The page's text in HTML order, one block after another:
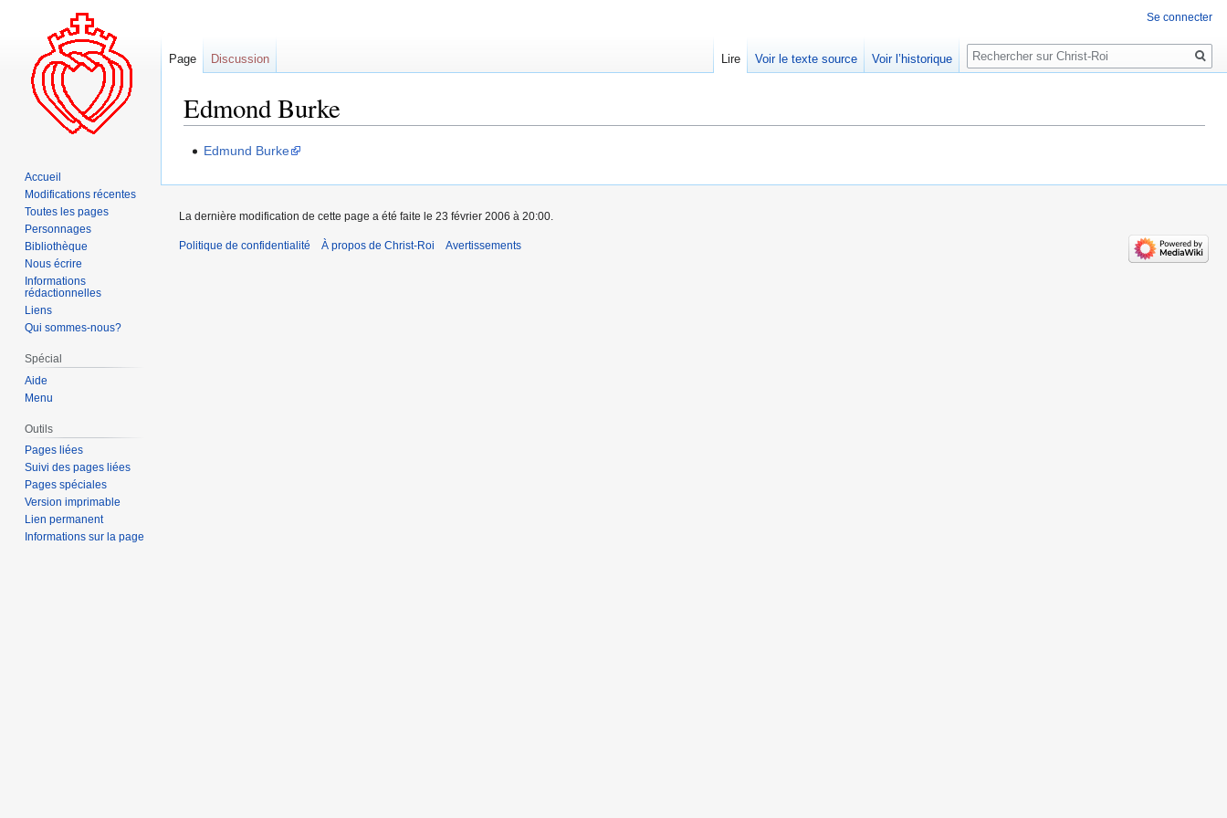
Edmond Burke
Aller
la
navigation
Aller
la
recherche
Edmund Burke
Se connecter
Page Discussion Lire Voir le texte source Voir l’historique
Rechercher
Accueil
Modifications récentes
Toutes les pages
Personnages
Bibliothèque
Nous écrire
Informations
rédactionnelles
Liens
Qui sommes-nous?
Spécial
Aide
Menu
Outils
Pages liées
Suivi des pages liées
Pages spéciales
Version imprimable
Lien permanent
Informations sur la page
La dernière modification de cette page a été faite le 23 février 2006 à 20:00.
Politique de confidentialité À propos de Christ-Roi Avertissements